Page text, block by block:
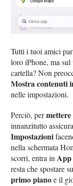
Tutti i tuoi amici
loro iPhone, ma sul
cartella? Non
Mostra contenuti
nelle impostazioni.
Perciò, per
innanzitutto
Impostazioni
nella schermata
scorri, entra inApp
resta che spostare
primo pianoe il